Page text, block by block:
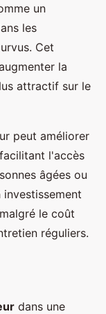
un
les
Cet
la
attractif sur le
peut améliorer
l'accès
âgées ou
le coût
réguliers.
dans une